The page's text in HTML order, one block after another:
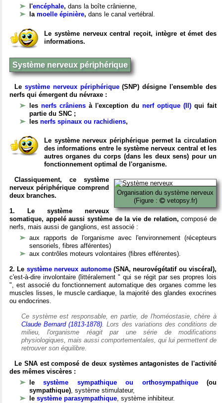
l'encéphale, dans la boîte crânienne,
la moelle épinière, dans le canal vertébral.
Le système nerveux central reçoit, intègre et émet des
informations.
Système nerveux périphérique
Le système nerveux périphérique(SNP) désigne l'ensemble des
nerfs qui émergent du névraxe :
les nerfs crâniens à l'exception du nerf optique (II) qui fait
partie du SNC ;
les nerfs spinaux ou rachidiens,
Le système nerveux périphérique permet la circulation
des informations entre le système nerveux central et les
autres organes du corps (dans les deux sens) pour un
fonctionnement optimal de l'organisme.
Organisation du système nerveux
(Figure :
vetopsy.fr)
Classiquement, ce système
nerveux périphérique comprend
deux branches.
1. Le système nerveux
somatique, appelé aussi système de la vie de relation, composé de
nerfs, mais aussi de ganglions, est associé :
aux rapports de l'organisme avec l'environnement (récepteurs
sensoriels, fibres afférentes)
aux contrôles moteurs volontaires (fibres efférentes).
2. Le système nerveux autonome(SNA, neurovégétatif ou viscéral),
c'est-à-dire involontaire (littéralement " qui se régit par ses propres lois
", est associé du fonctionnement automatique des organes comme les
muscles lisses, le muscle cardiaque, la majorité des glandes exocrines
ou endocrines.
Ce système est responsable, en partie, de l'homéostasie, chère à
Claude Bernard (1813-1878). Lors des variations des conditions de
milieu, l'organisme réagit par une série de modifications
physiologiques, mais aussi comportementales, qui lui permettent de
retrouver son équilibre.
Le SNA est composé de deux systèmes antagonistes de l'activité
des mêmes viscères :
lesystème sympathique ou orthosympathique(ou
sympathique), système stimulateur,
le système parasympathique, système inhibiteur.